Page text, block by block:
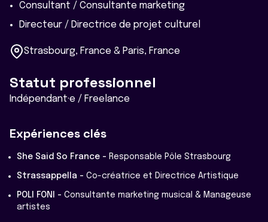
Consultant / Consultante marketing
Directeur / Directrice de projet culturel
Strasbourg, France & Paris, France
Statut professionnel
Indépendant·e / Freelance
Expériences clés
She Said So France - Responsable Pôle Strasbourg
Strassappella - Co-créatrice et Directrice Artistique
POLI FONI - Consultante marketing musical & Manageuse
artistes